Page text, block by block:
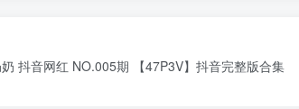
抖音网红 NO.005期 【47P3V】抖音完整版合集